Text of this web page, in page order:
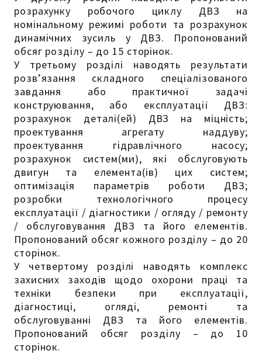
розрахунку робочого циклу ДВЗ на
номінальному режимі роботи та розрахунок
динамічних зусиль у ДВЗ. Пропонований
обсяг розділу – до 15 сторінок.
У третьому розділі наводять результати
розв’язання складного спеціалізованого
завдання або практичної задачі
конструювання, або експлуатації ДВЗ:
розрахунок деталі(ей) ДВЗ на міцність;
проектування агрегату наддуву;
проектування гідравлічного насосу;
розрахунок систем(ми), які обслуговують
двигун та елемента(ів) цих систем;
оптимізація параметрів роботи ДВЗ;
розробки технологічного процесу
експлуатації / діагностики / огляду / ремонту
/ обслуговування ДВЗ та його елементів.
Пропонований обсяг кожного розділу – до 20
сторінок.
У четвертому розділі наводять комплекс
захисних заходів щодо охорони праці та
техніки безпеки при експлуатації,
діагностиці, огляді, ремонті та
обслуговуванні ДВЗ та його елементів.
Пропонований обсяг розділу – до 10
сторінок.